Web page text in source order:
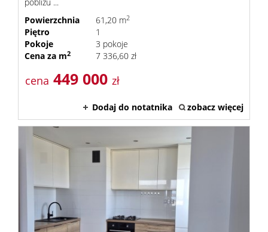
pobliżu ...
Powierzchnia
61,20 m2
Piętro
1
Pokoje
3 pokoje
Cena za m2 7 336,60 zł
cena 449 000 zł
Dodaj do notatnika zobacz więcej